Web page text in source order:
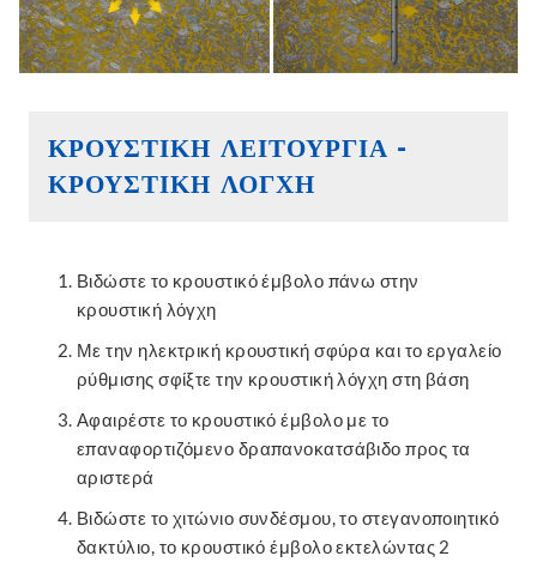
ΚΡΟΥΣΤΙΚΉ ΛΕΙΤΟΥΡΓΊΑ -
ΚΡΟΥΣΤΙΚΉ ΛΌΓΧΗ
Βιδώστε το κρουστικό έμβολο πάνω στην
κρουστική λόγχη
Με την ηλεκτρική κρουστική σφύρα και το εργαλείο
ρύθμισης σφίξτε την κρουστική λόγχη στη βάση
Αφαιρέστε το κρουστικό έμβολο με το
επαναφορτιζόμενο δραπανοκατσάβιδο προς τα
αριστερά
Βιδώστε το χιτώνιο συνδέσμου, το στεγανοποιητικό
δακτύλιο, το κρουστικό έμβολο εκτελώντας 2